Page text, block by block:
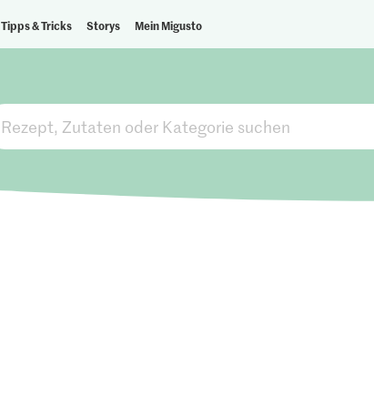
Tipps & Tricks Storys Mein Migusto